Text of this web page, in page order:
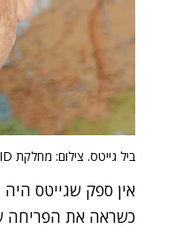
ביל גייטס. צילום: מחלקת DFID הבריטית, מתוך ויקיפדיה
אין ספק שגייטס
כשראה את הפריחה